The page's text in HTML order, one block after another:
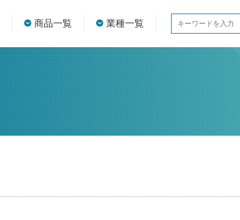
商品一覧 業種一覧